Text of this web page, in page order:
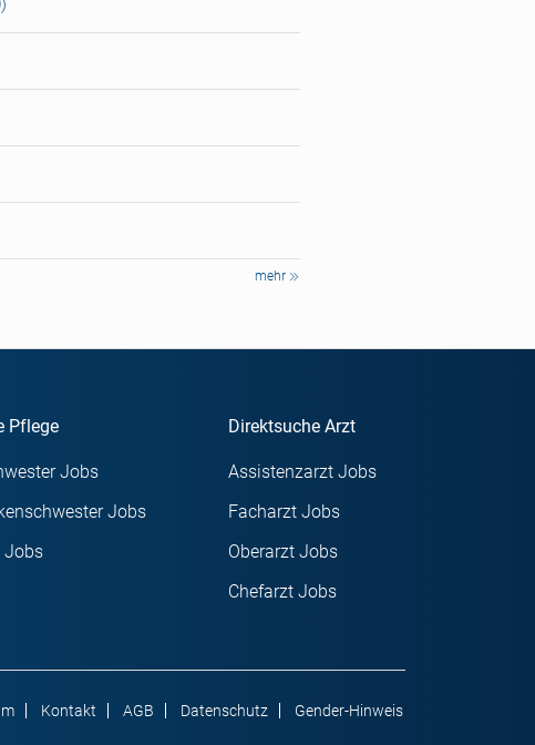
mehr
Pflege
Jobs
Jobs
Jobs
Direktsuche Arzt
Assistenzarzt Jobs
Facharzt Jobs
Oberarzt Jobs
Chefarzt Jobs
Kontakt AGB Datenschutz Gender-Hinweis